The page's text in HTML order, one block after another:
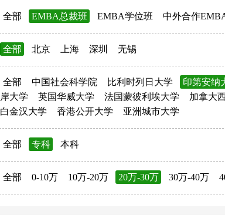
全部 EMBA总裁班 EMBA学位班 中外合作
全部 北京 上海 深圳 无锡
全部 中国社会科学院 比利时列日大学 印第安纳
岸大学
英国华威大学 法国蒙彼利埃大学 加拿大
白金汉大学
香港公开大学 亚洲城市大学
全部 专科 本科
全部 0-10万 10万-20万 20万-30万 30万-40万